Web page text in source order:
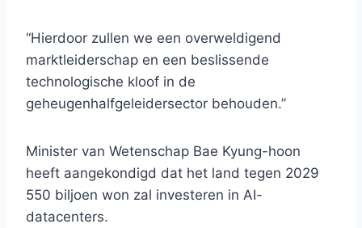
“Hierdoor zullen we een overweldigend
marktleiderschap en een beslissende
technologische kloof in de
geheugenhalfgeleidersector behouden.”
Minister van Wetenschap Bae Kyung-hoon
heeft aangekondigd dat het land tegen 2029
550 biljoen won zal investeren in AI-
datacenters.